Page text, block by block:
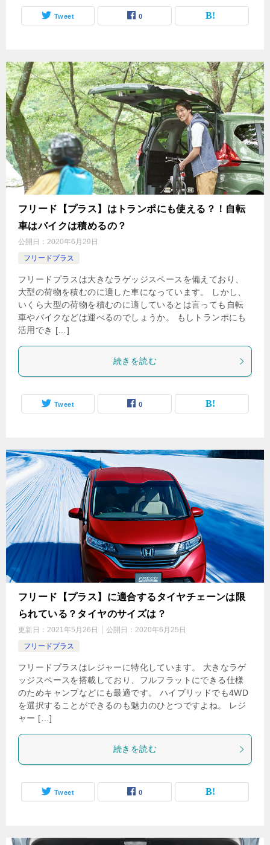
Tweet 0
フリード【プラス】はトランポにも使える？！自転
車はバイクは積めるの？
公開日： 2020年6月29日
フリードプラス
フリードプラスは大きなラゲッジスペースを備えており、
大型の荷物を積むのに適した車になっています。 しかし、
いくら大型の荷物を積むのに適しているとは言っても自転
車やバイクなどは運べるのでしょうか。 もしトランポにも
活用でき […]
続きを読む
Tweet 0
フリード【プラス】に適合するタイヤチェーンは限
られている？タイヤのサイズは？
更新日： 2021年5月26日 公開日： 2020年6月25日
フリードプラス
フリードプラスはレジャーに特化しています。 大きなラゲ
ッジスペースを搭載しており、フルフラットにできる仕様
のためキャンプなどにも最適です。 ハイブリッドでも4WD
を選択することができるのも魅力のひとつですよね。 レジ
ャー […]
続きを読む
Tweet 0